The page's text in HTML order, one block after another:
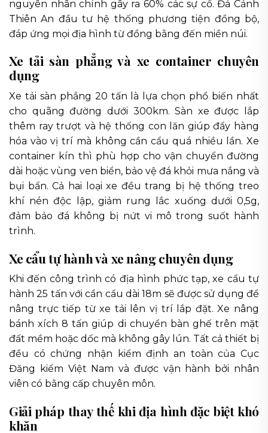
nguyên nhân chính gây ra 60% các sự cố. Đá Cảnh
Thiên An đầu tư hệ thống phương tiện đồng bộ,
đáp ứng mọi địa hình từ đồng bằng đến miền núi.
Xe tải sàn phẳng và xe container chuyên
dụng
Xe tải sàn phẳng 20 tấn là lựa chọn phổ biến nhất
cho quãng đường dưới 300km. Sàn xe được lắp
thêm ray trượt và hệ thống con lăn giúp đẩy hàng
hóa vào vị trí mà không cần cẩu quá nhiều lần. Xe
container kín thì phù hợp cho vận chuyển đường
dài hoặc vùng ven biển, bảo vệ đá khỏi mưa nắng và
bụi bẩn. Cả hai loại xe đều trang bị hệ thống treo
khí nén độc lập, giảm rung lắc xuống dưới 0,5g,
đảm bảo đá không bị nứt vi mô trong suốt hành
trình.
Xe cẩu tự hành và xe nâng chuyên dụng
Khi đến công trình có địa hình phức tạp, xe cẩu tự
hành 25 tấn với cần cẩu dài 18m sẽ được sử dụng để
nâng trực tiếp từ xe tải lên vị trí lắp đặt. Xe nâng
bánh xích 8 tấn giúp di chuyển bàn ghế trên mặt
đất mềm hoặc dốc mà không gây lún. Tất cả thiết bị
đều có chứng nhận kiểm định an toàn của Cục
Đăng kiểm Việt Nam và được vận hành bởi nhân
viên có bằng cấp chuyên môn.
Giải pháp thay thế khi địa hình đặc biệt khó
khăn